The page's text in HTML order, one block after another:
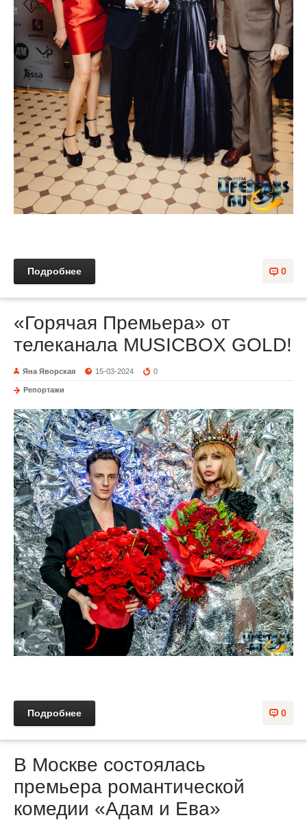
0
Подробнее
«Горячая Премьера» от
телеканала MUSICBOX GOLD!
Яна Яворская 15-03-2024 0
Репортажи
0
Подробнее
В Москве состоялась
премьера романтической
комедии «Адам и Ева»